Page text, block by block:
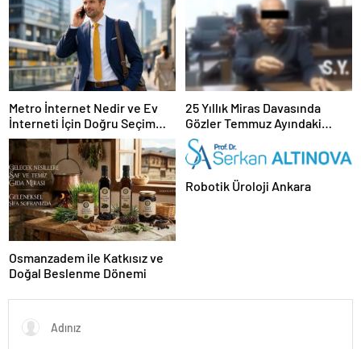
Metro İnternet Nedir ve Ev
İnterneti İçin Doğru Seçim
Nasıl Yapılır
25 Yıllık Miras Davasında
Gözler Temmuz Ayındaki
Karar Duruşmasına Çevrildi
Osmanzadem ile Katkısız ve
Doğal Beslenme Dönemi
Robotik Üroloji Ankara